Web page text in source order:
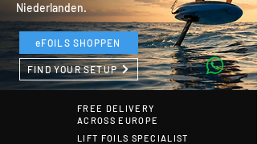
Niederlanden.
eFOILS SHOPPEN
FIND YOUR SETUP
FREE DELIVERY
ACROSS EUROPE
LIFT FOILS SPECIALIST